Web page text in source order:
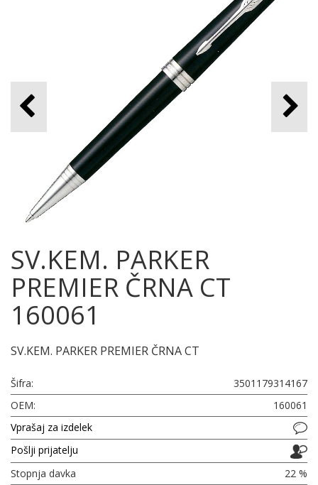
SV.KEM. PARKER
PREMIER ČRNA CT
160061
SV.KEM. PARKER PREMIER ČRNA CT
Šifra:
3501179314167
OEM:
160061
Vprašaj za izdelek
Pošlji prijatelju
Stopnja davka
22 %